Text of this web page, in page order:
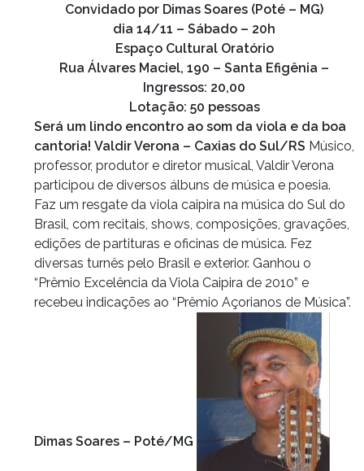
Convidado por Dimas Soares (Poté – MG)
dia 14/11 – Sábado – 20h
Espaço Cultural Oratório
Rua Álvares Maciel, 190 – Santa Efigênia –
Ingressos: 20,00
Lotação: 50 pessoas
Será um lindo encontro ao som da viola e da boa
cantoria! Valdir Verona – Caxias do Sul/RS Músico,
professor, produtor e diretor musical, Valdir Verona
participou de diversos álbuns de música e poesia.
Faz um resgate da viola caipira na música do Sul do
Brasil, com recitais, shows, composições, gravações,
edições de partituras e oficinas de música. Fez
diversas turnês pelo Brasil e exterior. Ganhou o
“Prêmio Excelência da Viola Caipira de 2010” e
recebeu indicações ao “Prêmio Açorianos de Música”.
Dimas Soares – Poté/MG